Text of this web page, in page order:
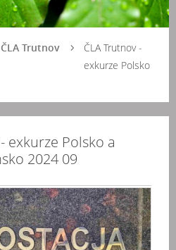
ČLA Trutnov
ČLA Trutnov -
exkurze Polsko
exkurze Polsko a
2024 09